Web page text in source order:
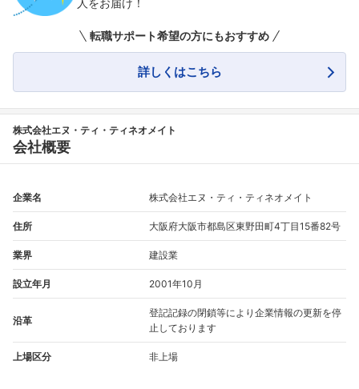
転職サポート希望の方にもおすすめ
詳しくはこちら
株式会社エヌ・ティ・ティネオメイト
会社概要
企業名 株式会社エヌ・ティ・ティネオメイト
住所 大阪府大阪市都島区東野田町4丁目15番82号
業界 建設業
設立年月 2001年10月
沿革
登記記録の閉鎖等により企業情報の更新を停
止しております
上場区分 非上場